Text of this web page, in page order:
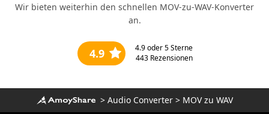
Wir bieten weiterhin den schnellen MOV-zu-WAV-Konverter
an.
4.9 4.9oder 5 Sterne
443Rezensionen
> Audio Converter> MOV zu WAV